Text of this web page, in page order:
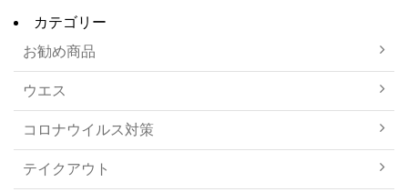
カテゴリー
お勧め商品
ウエス
コロナウイルス対策
テイクアウト